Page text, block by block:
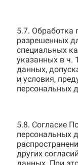
5.7. Обработка
разрешенных
специальных
указанных в ч.
данных,
и условия,
персональных
5.8. Согласие
персональных
других
данных. При